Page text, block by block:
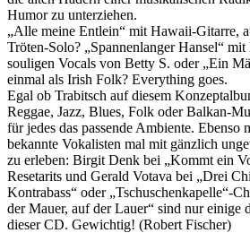
Humor zu unterziehen.
„Alle meine Entlein“ mit Hawaii-Gitarre,
Tröten-Solo? „Spannenlanger Hansel“
souligen Vocals von Betty S. oder „Ein
einmal als Irish Folk? Everything goes.
Egal ob Trabitsch auf diesem
Reggae, Jazz, Blues, Folk oder Balkan-
für jedes das passende Ambiente. Ebenso
bekannte Vokalisten mal mit gänzlich
zu erleben: Birgit Denk bei „Kommt ein
Resetarits und Gerald Votava bei „Drei
Kontrabass“ oder „Tschuschenkapelle“-
der Mauer, auf der Lauer“ sind nur einige
dieser CD. Gewichtig! (Robert Fischer)